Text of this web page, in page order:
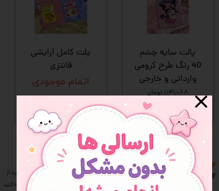
پالت سایه چشم
40 رنگ طرح کرومی
وارداتی و خارجی
۱,۱۴۱,۰۸۸ تومان
افزودن به سبد خرید
پلت کامل آرایشی
فانتزی
اتمام موجودی
ارسال سریع سفارش
ارسال کلیه ی سفارشات با
تضمین فروشگاه و از طریق
درگاه امن بانکی
برای خرید از سایت میتوانید از
درگاه های امن زیر استفاده کنید